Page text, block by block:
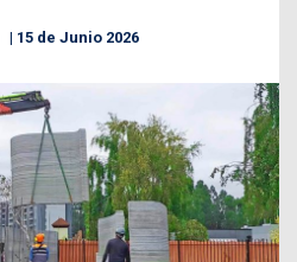
15 de Junio 2026